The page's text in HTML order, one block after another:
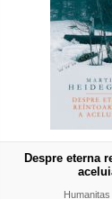
Despre eterna
Humanitas